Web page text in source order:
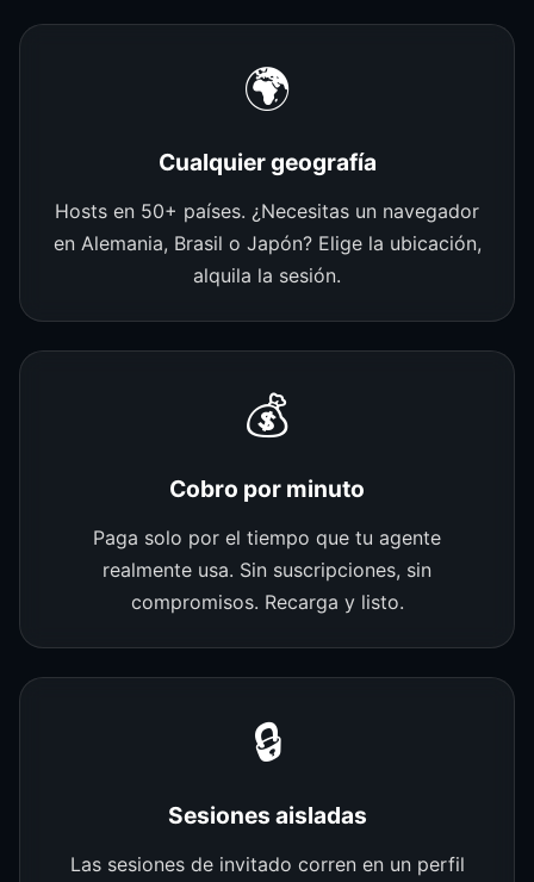
🌍
Cualquier geografía
Hosts en 50+ países. ¿Necesitas un navegador
en Alemania, Brasil o Japón? Elige la ubicación,
alquila la sesión.
💰
Cobro por minuto
Paga solo por el tiempo que tu agente
realmente usa. Sin suscripciones, sin
compromisos. Recarga y listo.
🔒
Sesiones aisladas
Las sesiones de invitado corren en un perfil